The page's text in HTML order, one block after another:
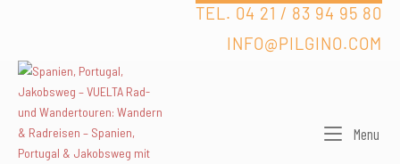
TEL. 04 21 / 83 94 95 80
INFO@PILGINO.COM
Menu